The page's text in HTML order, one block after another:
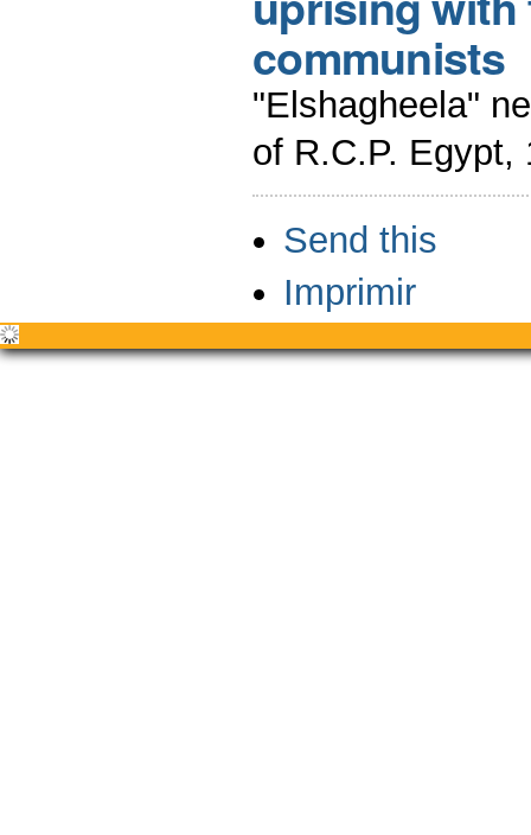
communists
"Elshagheela"
of R.C.P. Egypt,
de
Documento
Send this
Imprimir